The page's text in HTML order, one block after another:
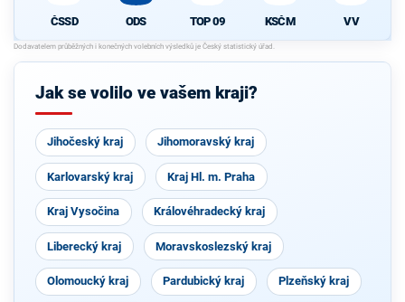
ČSSD ODS TOP 09 KSČM VV
Jak se volilo ve vašem kraji?
Jihočeský kraj Jihomoravský kraj
Karlovarský kraj Kraj Hl. m. Praha
Kraj Vysočina Královéhradecký kraj
Liberecký kraj Moravskoslezský kraj
Olomoucký kraj Pardubický kraj Plzeňský kraj